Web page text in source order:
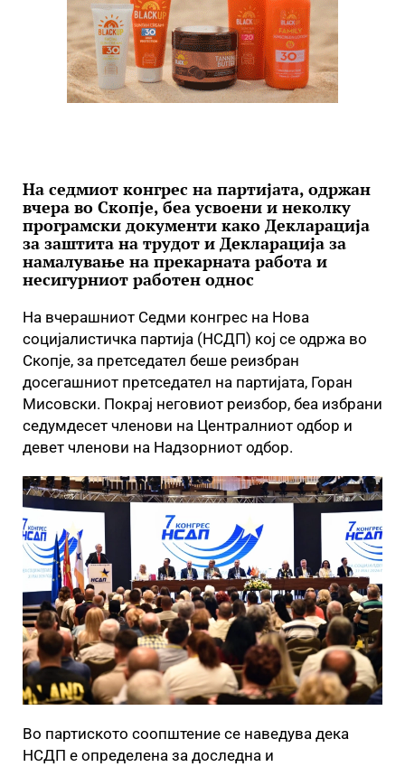
На седмиот конгрес на партијата, одржан
вчера во Скопје, беа усвоени и неколку
програмски документи како Декларација
за заштита на трудот и Декларација за
намалување на прекарната работа и
несигурниот работен однос
На вчерашниот Седми конгрес на Нова
социјалистичка партија (НСДП) кој се одржа во
Скопје, за претседател беше реизбран
досегашниот претседател на партијата, Горан
Мисовски. Покрај неговиот реизбор, беа избрани
седумдесет членови на Централниот одбор и
девет членови на Надзорниот одбор.
Во партиското соопштение се наведува дека
НСДП е определена за доследна и